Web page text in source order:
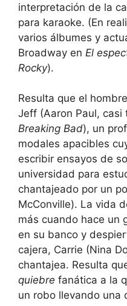
interpretación de la
para karaoke. (En
varios álbumes y
Broadway en El
Rocky).
Resulta que el
Jeff (Aaron Paul, casi
Breaking Bad), un
modales apacibles
escribir ensayos de
universidad para
chantajeado por un
McConville). La vida
más cuando hace un
en su banco y
cajera, Carrie (Nina
chantajea. Resulta
quiebre fanática a la
un robo llevando una